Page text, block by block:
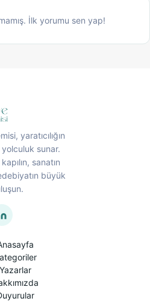
İlk yorumu sen yap!
yaratıcılığın
yolculuk sunar.
sanatın
büyük
Yazarlar